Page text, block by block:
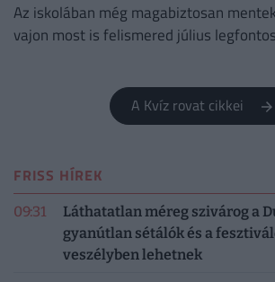
Az iskolában még magabiztosan
vajon most is felismered július
A Kvíz rovat cikkei
FRISS HÍREK
09:31
Láthatatlan méreg szivárog a
gyanútlan sétálók és a
veszélyben lehetnek